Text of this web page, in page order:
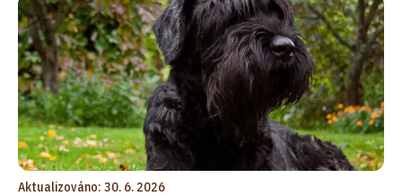
Aktualizováno: 30. 6. 2026